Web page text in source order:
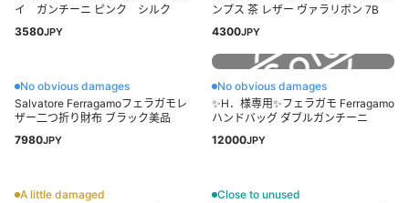
イ ガンチーニ ピンク シルク
3580JPY
ンプス 茶 レザー ヴァラリボン 7B
4300JPY
No obvious damages
Salvatore Ferragamoフェラガモレ
ザー二つ折り財布 ブラック美品
7980JPY
No obvious damages
✨H．様専用✨フェラガモ Ferragamo
ハンドバッグ ダブルガンチーニ
12000JPY
A little damaged
Close to unused